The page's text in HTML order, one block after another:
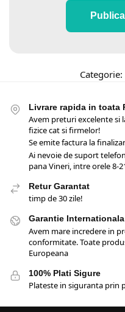
Categorie:
Livrare rapida in toata
Avem preturi excelente si
fizice cat si firmelor!
Se emite factura la
Ai nevoie de suport
pana Vineri, intre orele 8-
Retur Garantat
timp de 30 zile!
Garantie Internationala
Avem mare incredere in
conformitate. Toate
Europeana
100% Plati Sigure
Plateste in siguranta prin